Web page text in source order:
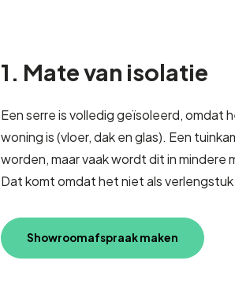
1. Mate van isolatie
Een serre is volledig geïsoleerd, omdat
woning is (vloer, dak en glas). Een
worden, maar vaak wordt dit in mindere
Dat komt omdat het niet als
Showroomafspraak maken